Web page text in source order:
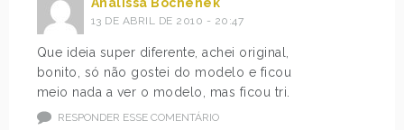
13 DE ABRIL DE 2010 - 20:47
Que ideia super diferente, achei original,
bonito, só não gostei do modelo e ficou
meio nada a ver o modelo, mas ficou tri.
RESPONDER ESSE COMENTÁRIO